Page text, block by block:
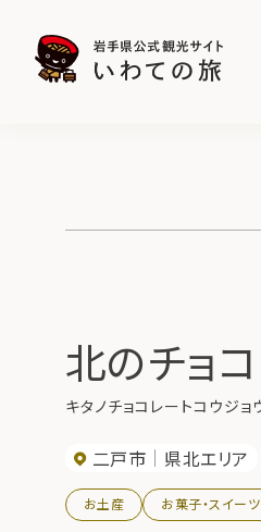
北のチョ
キタノチョコレートコウジ
二戸市 県北エリア
お土産 お菓子・スイーツ